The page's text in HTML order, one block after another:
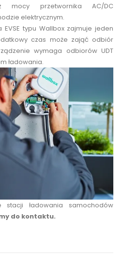
mocy przetwornika AC/DC
elektrycznym.
EVSE typu Wallbox zajmuje jeden
czas może zająć odbiór
wymaga odbiorów UDT
ładowania.
stacji ładowania samochodów
do kontaktu.